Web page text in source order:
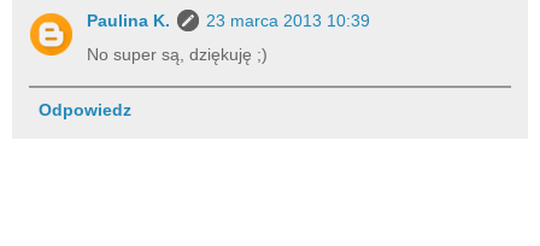
Paulina K.
23 marca 2013 10:39
No super są, dziękuję ;)
Odpowiedz